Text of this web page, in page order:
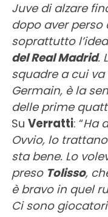
Juve di alzare
dopo aver
soprattutto
del Real Madrid.
squadre a cui
Germain, è la
delle prime
Su Verratti: “Ha
Ovvio, lo
sta bene. Lo
preso Tolisso,
è bravo in quel
Ci sono